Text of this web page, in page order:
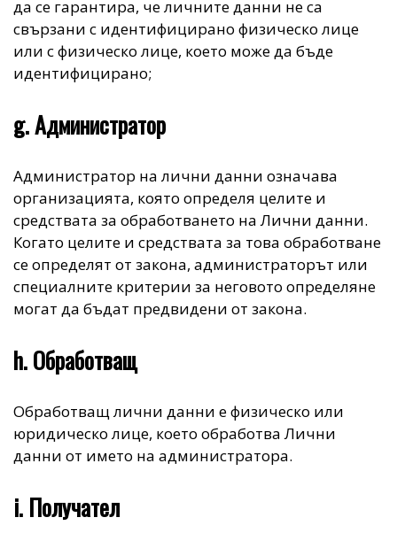
да се гарантира, че личните данни не са
свързани с идентифицирано физическо лице
или с физическо лице, което може да бъде
идентифицирано;
g. Администратор
Администратор на лични данни означава
организацията, която определя целите и
средствата за обработването на Лични данни.
Когато целите и средствата за това обработване
се определят от закона, администраторът или
специалните критерии за неговото определяне
могат да бъдат предвидени от закона.
h. Обработващ
Обработващ лични данни е физическо или
юридическо лице, което обработва Лични
данни от името на администратора.
i. Получател